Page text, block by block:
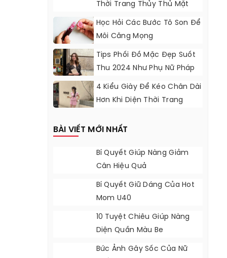
Thời Trang Thủy Thủ Mặt
Học Hỏi Các Bước Tô Son Để
Môi Căng Mọng
Tips Phối Đồ Mặc Đẹp Suốt
Thu 2024 Như Phụ Nữ Pháp
4 Kiểu Giày Để Kéo Chân Dài
Hơn Khi Diện Thời Trang
BÀI VIẾT MỚI NHẤT
Bí Quyết Giúp Nàng Giảm
Cân Hiệu Quả
Bí Quyết Giữ Dáng Của Hot
Mom U40
10 Tuyệt Chiêu Giúp Nàng
Diện Quần Màu Be
Bức Ảnh Gây Sốc Của Nữ